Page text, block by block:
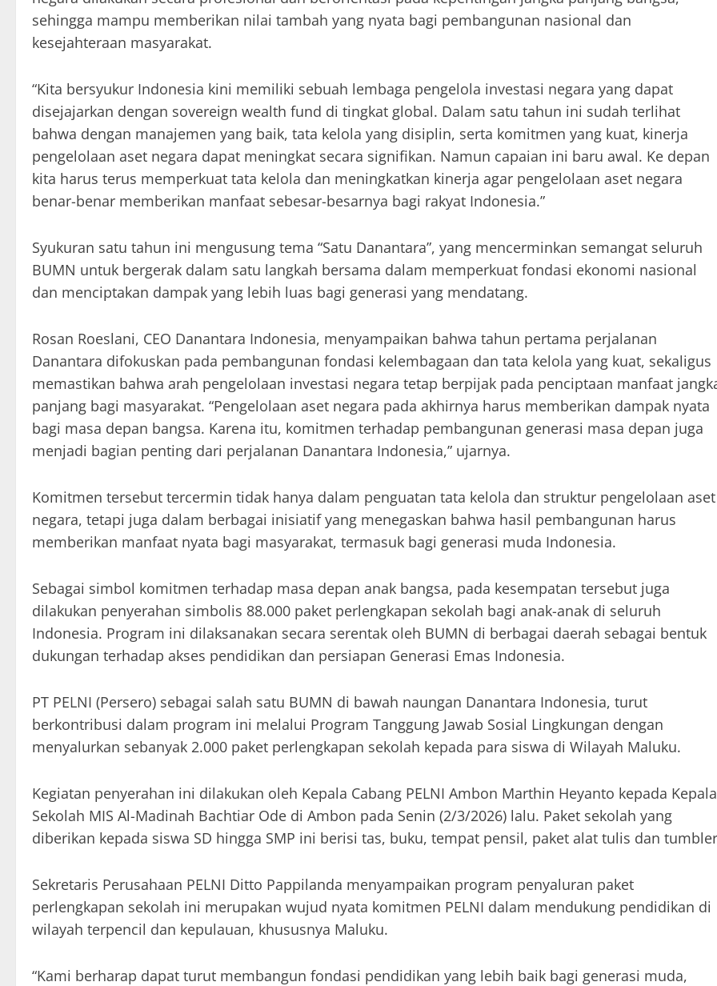
sehingga mampu memberikan nilai tambah yang nyata bagi pembangunan nasional dan
kesejahteraan masyarakat.
“Kita bersyukur Indonesia kini memiliki sebuah lembaga pengelola investasi negara yang dapat
disejajarkan dengan sovereign wealth fund di tingkat global. Dalam satu tahun ini sudah terlihat
bahwa dengan manajemen yang baik, tata kelola yang disiplin, serta komitmen yang kuat, kinerja
pengelolaan aset negara dapat meningkat secara signifikan. Namun capaian ini baru awal. Ke depan
kita harus terus memperkuat tata kelola dan meningkatkan kinerja agar pengelolaan aset negara
benar-benar memberikan manfaat sebesar-besarnya bagi rakyat Indonesia.”
Syukuran satu tahun ini mengusung tema “Satu Danantara”, yang mencerminkan semangat seluruh
BUMN untuk bergerak dalam satu langkah bersama dalam memperkuat fondasi ekonomi nasional
dan menciptakan dampak yang lebih luas bagi generasi yang mendatang.
Rosan Roeslani, CEO Danantara Indonesia, menyampaikan bahwa tahun pertama perjalanan
Danantara difokuskan pada pembangunan fondasi kelembagaan dan tata kelola yang kuat, sekaligus
memastikan bahwa arah pengelolaan investasi negara tetap berpijak pada penciptaan manfaat
panjang bagi masyarakat. “Pengelolaan aset negara pada akhirnya harus memberikan dampak nyata
bagi masa depan bangsa. Karena itu, komitmen terhadap pembangunan generasi masa depan juga
menjadi bagian penting dari perjalanan Danantara Indonesia,” ujarnya.
Komitmen tersebut tercermin tidak hanya dalam penguatan tata kelola dan struktur pengelolaan aset
negara, tetapi juga dalam berbagai inisiatif yang menegaskan bahwa hasil pembangunan harus
memberikan manfaat nyata bagi masyarakat, termasuk bagi generasi muda Indonesia.
Sebagai simbol komitmen terhadap masa depan anak bangsa, pada kesempatan tersebut juga
dilakukan penyerahan simbolis 88.000 paket perlengkapan sekolah bagi anak-anak di seluruh
Indonesia. Program ini dilaksanakan secara serentak oleh BUMN di berbagai daerah sebagai bentuk
dukungan terhadap akses pendidikan dan persiapan Generasi Emas Indonesia.
PT PELNI (Persero) sebagai salah satu BUMN di bawah naungan Danantara Indonesia, turut
berkontribusi dalam program ini melalui Program Tanggung Jawab Sosial Lingkungan dengan
menyalurkan sebanyak 2.000 paket perlengkapan sekolah kepada para siswa di Wilayah Maluku.
Kegiatan penyerahan ini dilakukan oleh Kepala Cabang PELNI Ambon Marthin Heyanto kepada Kepala
Sekolah MIS Al-Madinah Bachtiar Ode di Ambon pada Senin (2/3/2026) lalu. Paket sekolah yang
diberikan kepada siswa SD hingga SMP ini berisi tas, buku, tempat pensil, paket alat tulis dan
Sekretaris Perusahaan PELNI Ditto Pappilanda menyampaikan program penyaluran paket
perlengkapan sekolah ini merupakan wujud nyata komitmen PELNI dalam mendukung pendidikan di
wilayah terpencil dan kepulauan, khususnya Maluku.
“Kami berharap dapat turut membangun fondasi pendidikan yang lebih baik bagi generasi muda,